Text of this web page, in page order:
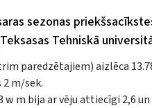
sezonas
Tehniskā
paredzētajiem) aizlēca
m/sek.
w m bija ar vēju attiecīgi 2,6